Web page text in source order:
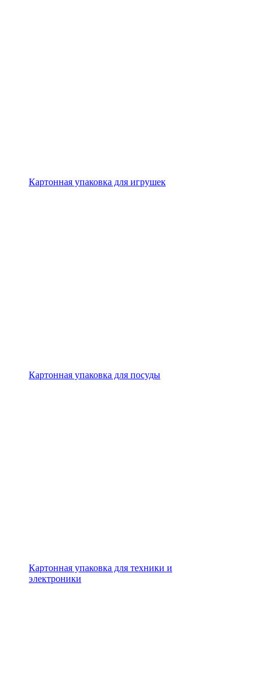
Картонная упаковка для игрушек
Картонная упаковка для посуды
Картонная упаковка для техники и
электроники